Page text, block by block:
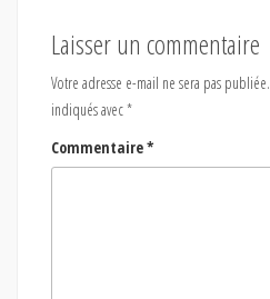
Laisser un commentaire
Votre adresse e-mail ne sera pas publiée.
indiqués avec*
Commentaire*